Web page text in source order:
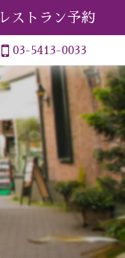
レストラン予約
03-5413-0033